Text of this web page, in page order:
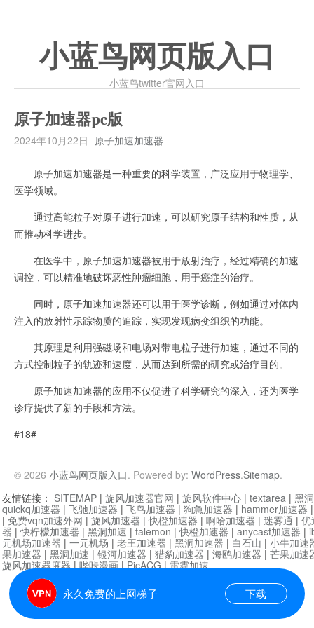
小蓝鸟网页版入口
小蓝鸟twitter官网入口
原子加速器pc版
2024年10月22日 原子加速加速器
原子加速加速器是一种重要的科学装置，广泛应用于物理学、
医学领域。
通过高能粒子对原子进行加速，可以研究原子结构和性质，从
而推动科学进步。
在医学中，原子加速加速器被用于放射治疗，经过精确的加速
调控，可以精准地破坏恶性肿瘤细胞，用于癌症的治疗。
同时，原子加速加速器还可以用于医学诊断，例如通过对体内
注入的放射性示踪物质的追踪，实现发现病变组织的功能。
其原理是利用强磁场和电场对带电粒子进行加速，通过不同的
方式控制粒子的轨迹和速度，从而达到所需的研究或治疗目的。
原子加速加速器的应用不仅促进了科学研究的深入，还为医学
诊疗提供了新的手段和方法。
#18#
© 2026 小蓝鸟网页版入口. Powered by: WordPress.Sitemap.
永久免费的上网梯子 下载
友情链接： SITEMAP | 旋风加速器官网 | 旋风软件中心 | textarea | 黑
quickq加速器 | 飞驰加速器 | 飞鸟加速器 | 狗急加速器 | hammer加速器
| 免费vqn加速外网 | 旋风加速器 |快橙加速器 | 啊哈加速器 | 迷雾通 | 优
器 |快柠檬加速器 | 黑洞加速 | falemon |快橙加速器 | anycast加速器 |
元机场加速器 | 一元机场 | 老王加速器 | 黑洞加速器 | 白石山 | 小牛加速
果加速器 | 黑洞加速 | 银河加速器 | 猎豹加速器 | 海鸥加速器 | 芒果加速
旋风加速器度器|哔咔漫画|PicACG|雷霆加速